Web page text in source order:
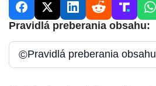
Pravidlá preberania obsahu:
©Pravidlá preberania obsahu